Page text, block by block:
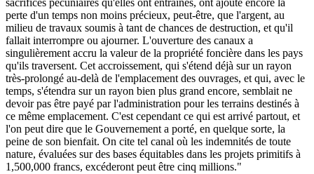
sacrifices pécuniaires qu'elles ont entraînés, ont ajouté encore la
perte d'un temps non moins précieux, peut-être, que l'argent, au
milieu de travaux soumis à tant de chances de destruction, et qu'il
fallait interrompre ou ajourner. L'ouverture des canaux a
singulièrement accru la valeur de la propriété foncière dans les pays
qu'ils traversent. Cet accroissement, qui s'étend déjà sur un rayon
très-prolongé au-delà de l'emplacement des ouvrages, et qui, avec le
temps, s'étendra sur un rayon bien plus grand encore, semblait ne
devoir pas être payé par l'administration pour les terrains destinés à
ce même emplacement. C'est cependant ce qui est arrivé partout, et
l'on peut dire que le Gouvernement a porté, en quelque sorte, la
peine de son bienfait. On cite tel canal où les indemnités de toute
nature, évaluées sur des bases équitables dans les projets primitifs à
1,500,000 francs, excéderont peut être cinq millions."